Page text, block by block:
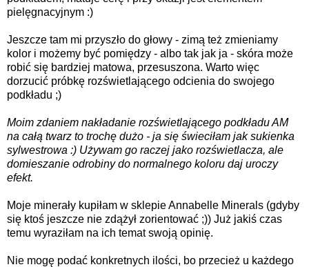
pielęgnacyjnym :)
Jeszcze tam mi przyszło do głowy - zimą też zmieniamy
kolor i możemy być pomiędzy - albo tak jak ja - skóra może
robić się bardziej matowa, przesuszona. Warto więc
dorzucić próbkę rozświetlającego odcienia do swojego
podkładu ;)
Moim zdaniem nakładanie rozświetlającego podkładu AM
na całą twarz to trochę dużo - ja się świeciłam jak sukienka
sylwestrowa :) Używam go raczej jako rozświetlacza, ale
domieszanie odrobiny do normalnego koloru daj uroczy
efekt.
Moje minerały kupiłam w sklepie Annabelle Minerals (gdyby
się ktoś jeszcze nie zdążył zorientować ;)) Już jakiś czas
temu wyraziłam na ich tematswoją opinię.
Nie mogę podać konkretnych ilości, bo przecież u każdego